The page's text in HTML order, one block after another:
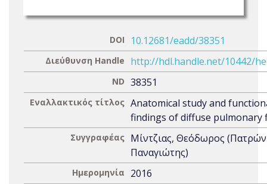
DOI 10.12681/eadd/38351
Διεύθυνση Handle http://hdl.handle.net/10442/
ND 38351
Εναλλακτικός τίτλος Anatomical study and
findings of diffuse pulmonary
Συγγραφέας Μίντζιας, Θεόδωρος
Παναγιώτης)
Ημερομηνία 2016